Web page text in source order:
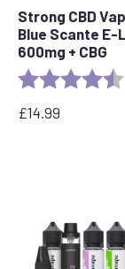
Strong CBD
Blue Scante E-
600mg + CBG
Ocena:
£14.99